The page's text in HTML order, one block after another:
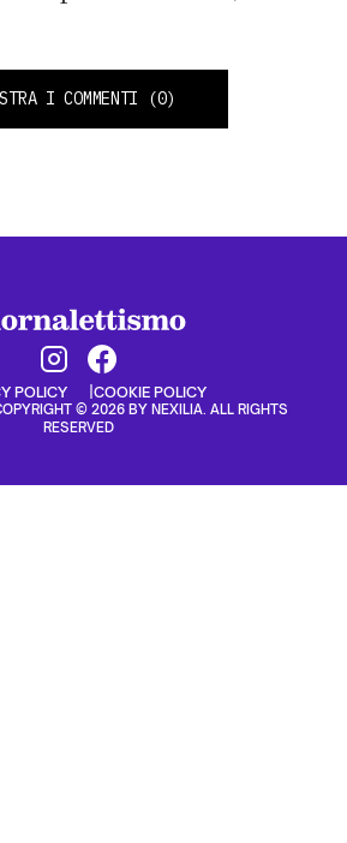
I COMMENTI (0)
POLICY COOKIE POLICY
© 2026 BY NEXILIA. ALL RIGHTS
RESERVED